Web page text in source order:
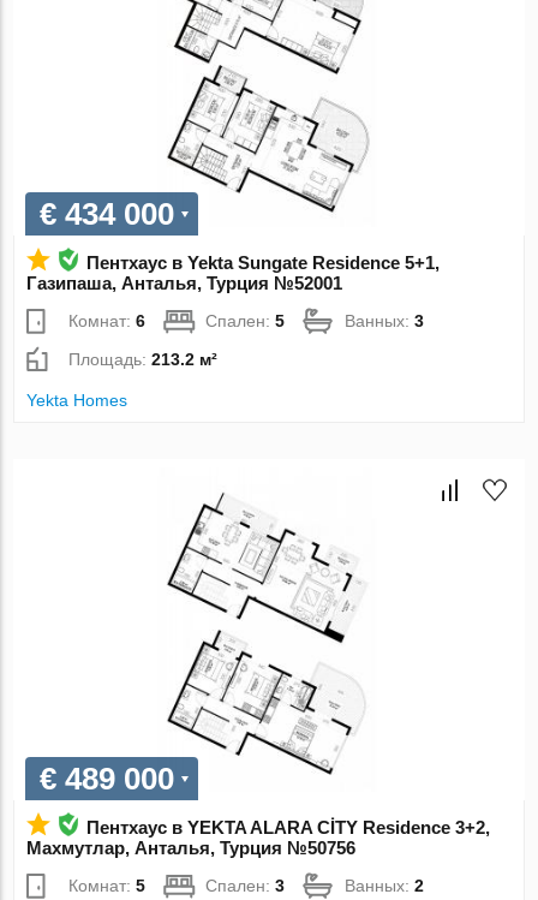
€ 434 000
Пентхаус в Yekta Sungate Residence 5+1,
Газипаша, Анталья, Турция №52001
Комнат:6 Спален:5 Ванных:3
Площадь:213.2 м²
Yekta Homes
€ 489 000
Пентхаус в YEKTA ALARA CİTY Residence 3+2,
Махмутлар, Анталья, Турция №50756
Комнат:5 Спален:3 Ванных:2